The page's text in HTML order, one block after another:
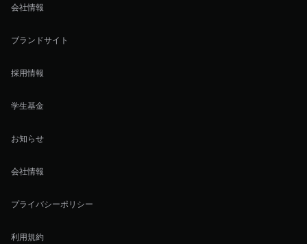
会社情報
ブランドサイト
採用情報
学生基金
お知らせ
会社情報
プライバシーポリシー
利用規約